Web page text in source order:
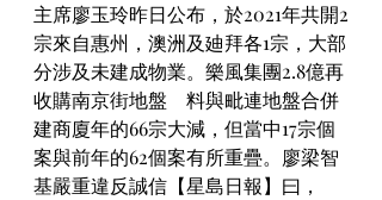
主席廖玉玲昨日公布，於2021年共開2
宗來自惠州，澳洲及廸拜各1宗，大部
分涉及未建成物業。樂風集團2.8億再
收購南京街地盤　料與毗連地盤合併
建商廈年的66宗大減，但當中17宗個
案與前年的62個案有所重疊。廖梁智
基嚴重違反誠信【星島日報】曰，